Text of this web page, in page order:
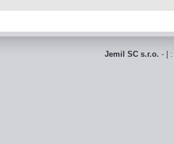
Jemil SC s.r.o. - |